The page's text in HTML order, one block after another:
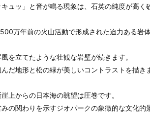
ュッ」と音が鳴る現象は、石英の純度が高く
万年前の火山活動で形成された迫力ある岩
を立てたような壮観な岩壁が続きます。
だ地形と松の緑が美しいコントラストを描き
上からの日本海の眺望は圧巻です。
の関わりを示すジオパークの象徴的な文化的